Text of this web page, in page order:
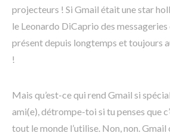
projecteurs ! Si Gmail était une star
le Leonardo DiCaprio des
présent depuis longtemps et toujours
!
Mais qu’est-ce qui rend Gmail si
ami(e), détrompe-toi si tu penses que
tout le monde l’utilise. Non, non.